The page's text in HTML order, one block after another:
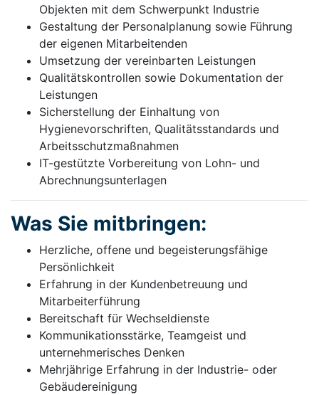
Objekten mit dem Schwerpunkt Industrie
Gestaltung der Personalplanung sowie Führung
der eigenen Mitarbeitenden
Umsetzung der vereinbarten Leistungen
Qualitätskontrollen sowie Dokumentation der
Leistungen
Sicherstellung der Einhaltung von
Hygienevorschriften, Qualitätsstandards und
Arbeitsschutzmaßnahmen
IT-gestützte Vorbereitung von Lohn- und
Abrechnungsunterlagen
Was Sie mitbringen:
Herzliche, offene und begeisterungsfähige
Persönlichkeit
Erfahrung in der Kundenbetreuung und
Mitarbeiterführung
Bereitschaft für Wechseldienste
Kommunikationsstärke, Teamgeist und
unternehmerisches Denken
Mehrjährige Erfahrung in der Industrie- oder
Gebäudereinigung